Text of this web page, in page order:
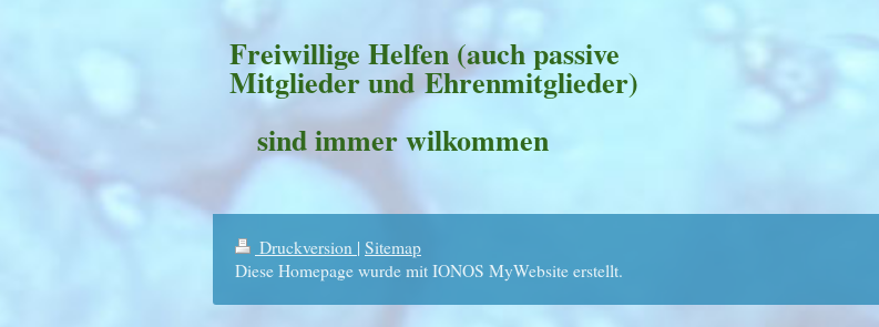
Freiwillige Helfen (auch passive
Mitglieder und Ehrenmitglieder)
sind immer wilkommen
Druckversion | Sitemap
Diese Homepage wurde mit IONOS MyWebsite erstellt.